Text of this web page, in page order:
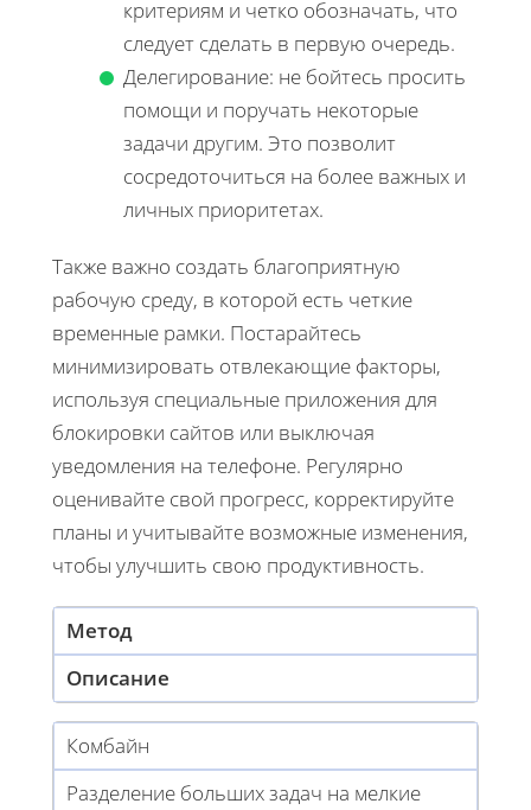
критериям и четко обозначать, что
следует сделать в первую очередь.
Делегирование: не бойтесь просить
помощи и поручать некоторые
задачи другим. Это позволит
сосредоточиться на более важных и
личных приоритетах.
Также важно создать благоприятную
рабочую среду, в которой есть четкие
временные рамки. Постарайтесь
минимизировать отвлекающие факторы,
используя специальные приложения для
блокировки сайтов или выключая
уведомления на телефоне. Регулярно
оценивайте свой прогресс, корректируйте
планы и учитывайте возможные изменения,
чтобы улучшить свою продуктивность.
Метод
Описание
Комбайн
Разделение больших задач на мелкие